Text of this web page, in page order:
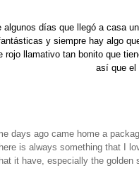
algunos días que llegó a casa
y siempre hay algo
rojo llamativo tan bonito que
así que el
days ago came home a
is always something that
it have, especially the golden